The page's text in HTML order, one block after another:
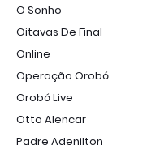
O Sonho
Oitavas De Final
Online
Operação Orobó
Orobó Live
Otto Alencar
Padre Adenilton